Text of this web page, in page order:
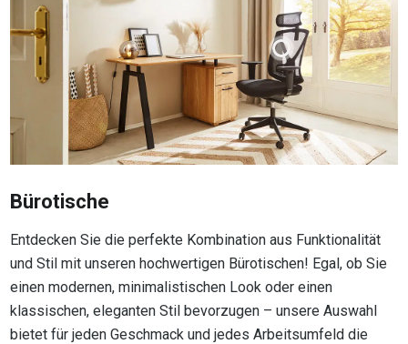
Bürotische
Entdecken Sie die perfekte Kombination aus Funktionalität
und Stil mit unseren hochwertigen Bürotischen! Egal, ob Sie
einen modernen, minimalistischen Look oder einen
klassischen, eleganten Stil bevorzugen – unsere Auswahl
bietet für jeden Geschmack und jedes Arbeitsumfeld die